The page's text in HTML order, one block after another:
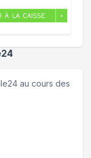
au cours des